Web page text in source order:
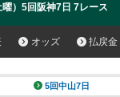
）5回阪神7日 7レース
オッズ 払戻金
5回中山7日